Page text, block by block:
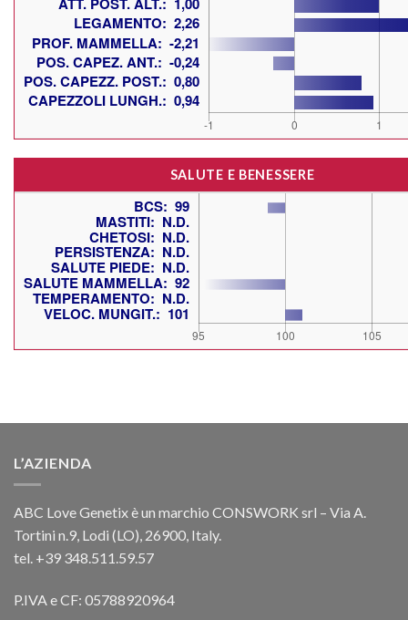
SALUTE E BENESSERE
L’AZIENDA
ABC Love Genetix è un marchio CONSWORK srl – Via A.
Tortini n.9, Lodi (LO), 26900, Italy.
tel. +39 348.511.59.57
P.IVA e CF: 05788920964